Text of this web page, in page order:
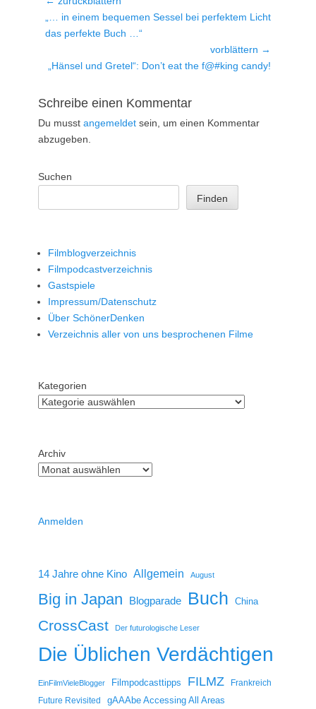
Vorheriger
Beitrag:
„… in einem bequemen Sessel bei perfektem Licht
das perfekte Buch …“
vorblättern →
Nächster
„Hänsel und Gretel“: Don’t eat the f@#king candy!
Schreibe einen Kommentar
Du musst angemeldet sein, um einen Kommentar
abzugeben.
Suchen
Finden
Filmblogverzeichnis
Filmpodcastverzeichnis
Gastspiele
Impressum/Datenschutz
Über SchönerDenken
Verzeichnis aller von uns besprochenen Filme
Kategorien
Archiv
Anmelden
14 Jahre ohne Kino Allgemein August
Big in Japan Blogparade Buch China
CrossCast Der futurologische Leser
Die Üblichen Verdächtigen
EinFilmVieleBlogger Filmpodcasttipps FILMZ
Frankreich
Future Revisited
gAAAbe Accessing All Areas